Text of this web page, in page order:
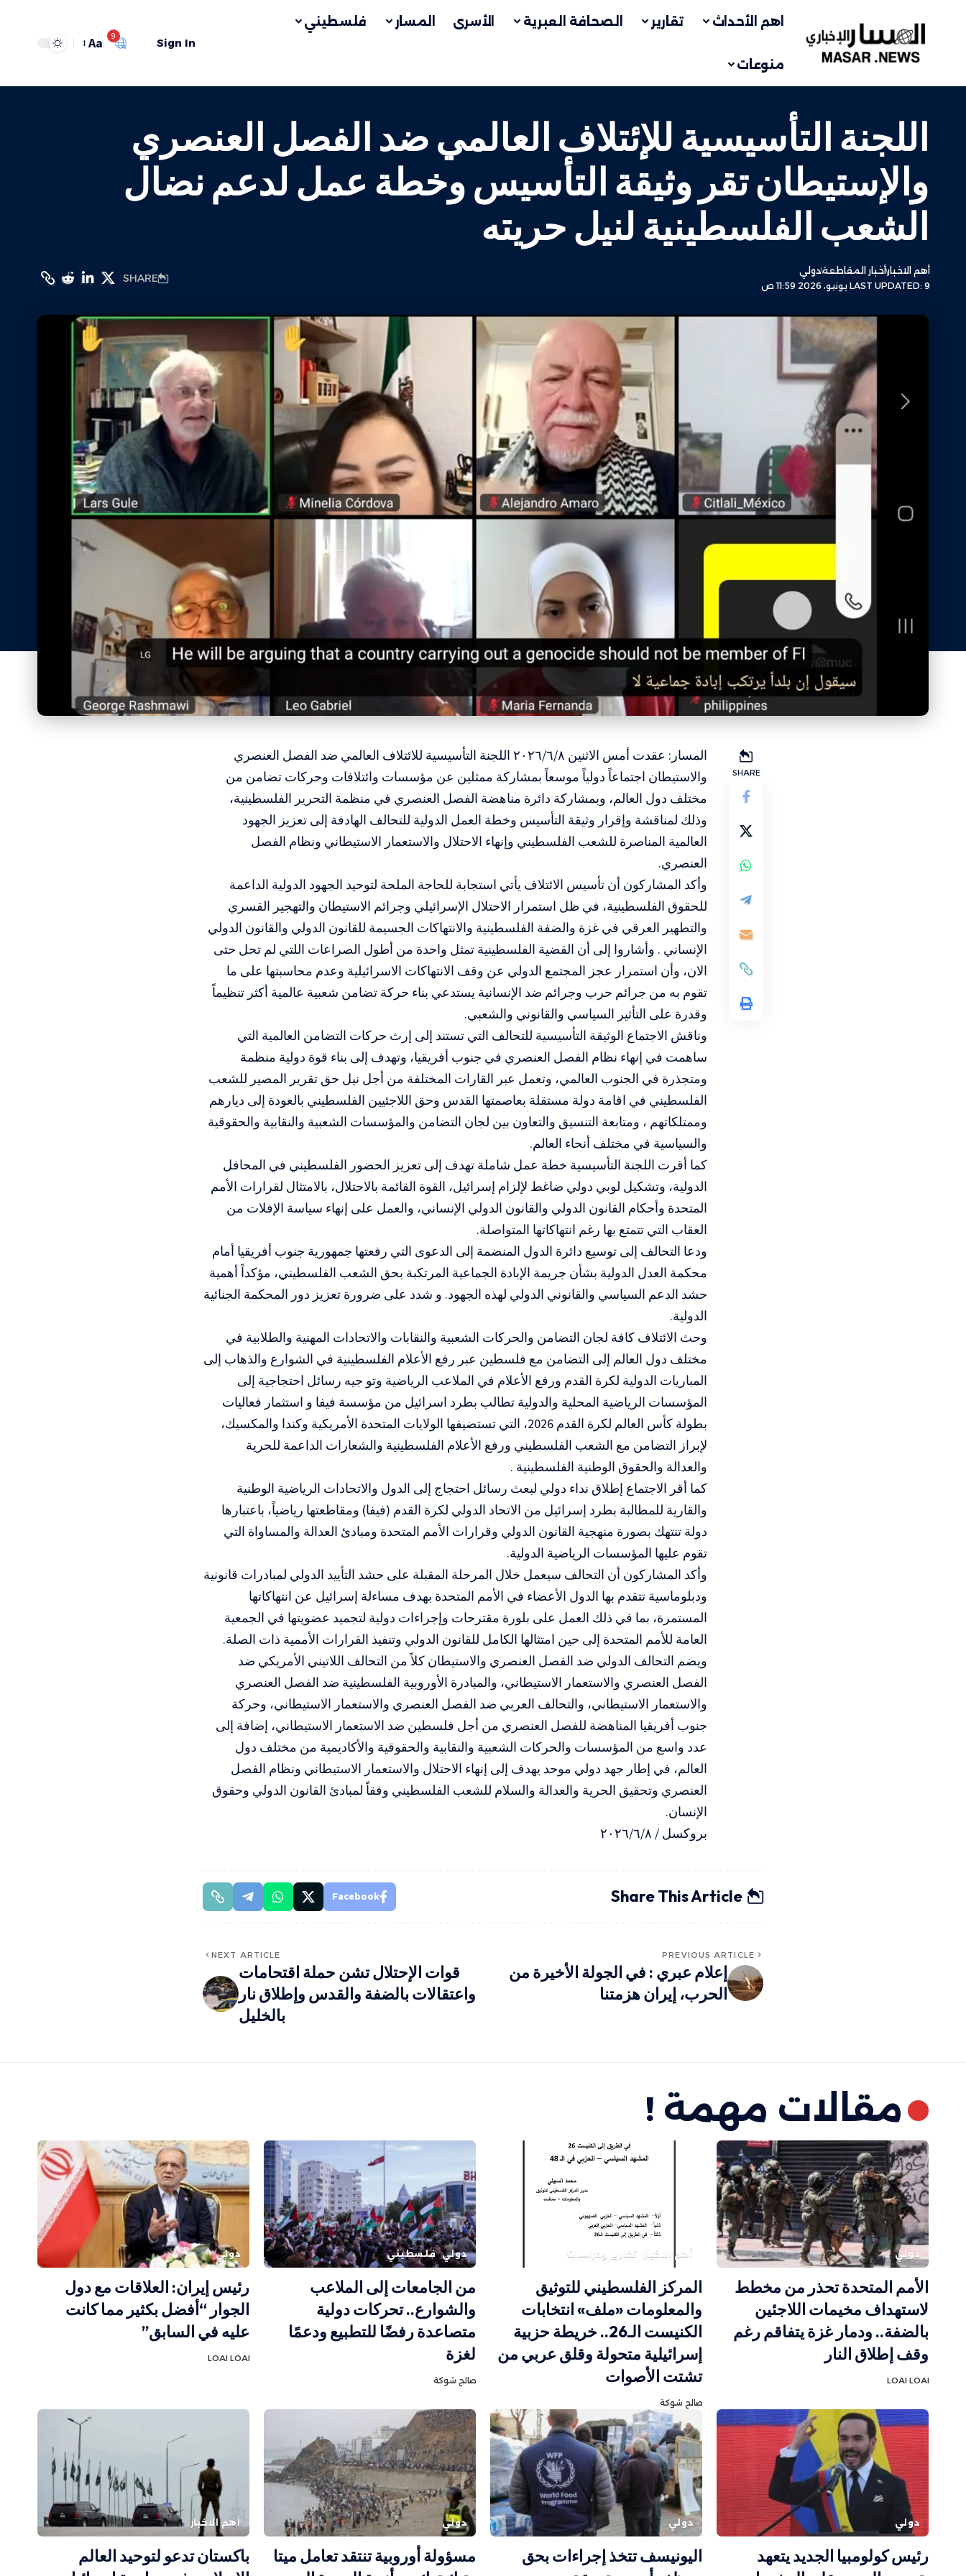
اهم الأحداث تقارير الصحافة العبرية الأسرى المسار فلسطيني
منوعات
Sign In
9
Aa
اللجنة التأسيسية للإئتلاف العالمي ضد الفصل العنصري
والإستيطان تقر وثيقة التأسيس وخطة عمل لدعم نضال
الشعب الفلسطينية لنيل حريته
LAST UPDATED: 9 يونيو، 2026 11:59 ص
أهم الاخبارأخبار المقاطعةدولي
SHARE
SHARE
المسار: عقدت أمس الاثنين ٢٠٢٦/٦/٨ اللجنة التأسيسية للائتلاف العالمي ضد الفصل العنصري
والاستيطان اجتماعاً دولياً موسعاً بمشاركة ممثلين عن مؤسسات وائتلافات وحركات تضامن من
مختلف دول العالم، وبمشاركة دائرة مناهضة الفصل العنصري في منظمة التحرير الفلسطينية،
وذلك لمناقشة وإقرار وثيقة التأسيس وخطة العمل الدولية للتحالف الهادفة إلى تعزيز الجهود
العالمية المناصرة للشعب الفلسطيني وإنهاء الاحتلال والاستعمار الاستيطاني ونظام الفصل
العنصري.
وأكد المشاركون أن تأسيس الائتلاف يأتي استجابة للحاجة الملحة لتوحيد الجهود الدولية الداعمة
للحقوق الفلسطينية، في ظل استمرار الاحتلال الإسرائيلي وجرائم الاستيطان والتهجير القسري
والتطهير العرقي في غزة والضفة الفلسطينية والانتهاكات الجسيمة للقانون الدولي والقانون الدولي
الإنساني . وأشاروا إلى أن القضية الفلسطينية تمثل واحدة من أطول الصراعات اللتي لم تحل حتى
الان، وأن استمرار عجز المجتمع الدولي عن وقف الانتهاكات الاسرائيلية وعدم محاسبتها على ما
تقوم به من جرائم حرب وجرائم ضد الإنسانية يستدعي بناء حركة تضامن شعبية عالمية أكثر تنظيماً
وقدرة على التأثير السياسي والقانوني والشعبي.
وناقش الاجتماع الوثيقة التأسيسية للتحالف التي تستند إلى إرث حركات التضامن العالمية التي
ساهمت في إنهاء نظام الفصل العنصري في جنوب أفريقيا، وتهدف إلى بناء قوة دولية منظمة
ومتجذرة في الجنوب العالمي، وتعمل عبر القارات المختلفة من أجل نيل حق تقرير المصير للشعب
الفلسطيني في اقامة دولة مستقلة بعاصمتها القدس وحق اللاجئيين الفلسطيني بالعودة إلى ديارهم
وممتلكاتهم ، ومتابعة التنسيق والتعاون بين لجان التضامن والمؤسسات الشعبية والنقابية والحقوقية
والسياسية في مختلف أنحاء العالم.
كما أقرت اللجنة التأسيسية خطة عمل شاملة تهدف إلى تعزيز الحضور الفلسطيني في المحافل
الدولية، وتشكيل لوبي دولي ضاغط لإلزام إسرائيل، القوة القائمة بالاحتلال، بالامتثال لقرارات الأمم
المتحدة وأحكام القانون الدولي والقانون الدولي الإنساني، والعمل على إنهاء سياسة الإفلات من
العقاب التي تتمتع بها رغم انتهاكاتها المتواصلة.
ودعا التحالف إلى توسيع دائرة الدول المنضمة إلى الدعوى التي رفعتها جمهورية جنوب أفريقيا أمام
محكمة العدل الدولية بشأن جريمة الإبادة الجماعية المرتكبة بحق الشعب الفلسطيني، مؤكداً أهمية
حشد الدعم السياسي والقانوني الدولي لهذه الجهود. و شدد على ضرورة تعزيز دور المحكمة الجنائية
الدولية.
وحث الائتلاف كافة لجان التضامن والحركات الشعبية والنقابات والاتحادات المهنية والطلابية في
مختلف دول العالم إلى التضامن مع فلسطين عبر رفع الأعلام الفلسطينية في الشوارع والذهاب إلى
المباريات الدولية لكرة القدم ورفع الأعلام في الملاعب الرياضية وتو جيه رسائل احتجاجية إلى
المؤسسات الرياضية المحلية والدولية تطالب بطرد اسرائيل من مؤسسة فيفا و استثمار فعاليات
بطولة كأس العالم لكرة القدم 2026، التي تستضيفها الولايات المتحدة الأمريكية وكندا والمكسيك،
لإبراز التضامن مع الشعب الفلسطيني ورفع الأعلام الفلسطينية والشعارات الداعمة للحرية
والعدالة والحقوق الوطنية الفلسطينية .
كما أقر الاجتماع إطلاق نداء دولي لبعث رسائل احتجاج إلى الدول والاتحادات الرياضية الوطنية
والقارية للمطالبة بطرد إسرائيل من الاتحاد الدولي لكرة القدم (فيفا) ومقاطعتها رياضياً، باعتبارها
دولة تنتهك بصورة منهجية القانون الدولي وقرارات الأمم المتحدة ومبادئ العدالة والمساواة التي
تقوم عليها المؤسسات الرياضية الدولية.
وأكد المشاركون أن التحالف سيعمل خلال المرحلة المقبلة على حشد التأييد الدولي لمبادرات قانونية
ودبلوماسية تتقدم بها الدول الأعضاء في الأمم المتحدة بهدف مساءلة إسرائيل عن انتهاكاتها
المستمرة، بما في ذلك العمل على بلورة مقترحات وإجراءات دولية لتجميد عضويتها في الجمعية
العامة للأمم المتحدة إلى حين امتثالها الكامل للقانون الدولي وتنفيذ القرارات الأممية ذات الصلة.
ويضم التحالف الدولي ضد الفصل العنصري والاستيطان كلاً من التحالف اللاتيني الأمريكي ضد
الفصل العنصري والاستعمار الاستيطاني، والمبادرة الأوروبية الفلسطينية ضد الفصل العنصري
والاستعمار الاستيطاني، والتحالف العربي ضد الفصل العنصري والاستعمار الاستيطاني، وحركة
جنوب أفريقيا المناهضة للفصل العنصري من أجل فلسطين ضد الاستعمار الاستيطاني، إضافة إلى
عدد واسع من المؤسسات والحركات الشعبية والنقابية والحقوقية والأكاديمية من مختلف دول
العالم، في إطار جهد دولي موحد يهدف إلى إنهاء الاحتلال والاستعمار الاستيطاني ونظام الفصل
العنصري وتحقيق الحرية والعدالة والسلام للشعب الفلسطيني وفقاً لمبادئ القانون الدولي وحقوق
الإنسان.
بروكسل / ٢٠٢٦/٦/٨
Share This Article
Facebook
PREVIOUS ARTICLE
إعلام عبري : في الجولة الأخيرة من
الحرب، إيران هزمتنا
NEXT ARTICLE
قوات الإحتلال تشن حملة اقتحامات
واعتقالات بالضفة والقدس وإطلاق نار
بالخليل
مقالات مهمة !
دولي
الأمم المتحدة تحذر من مخطط
لاستهداف مخيمات اللاجئين
بالضفة.. ودمار غزة يتفاقم رغم
وقف إطلاق النار
LOAI LOAI
أهم الاخبار تقارير ودراسات
المركز الفلسطيني للتوثيق
والمعلومات «ملف» انتخابات
الكنيست الـ26.. خريطة حزبية
إسرائيلية متحولة وقلق عربي من
تشتت الأصوات
صالح شوكة
دولي فلسطيني
من الجامعات إلى الملاعب
والشوارع.. تحركات دولية
متصاعدة رفضًا للتطبيع ودعمًا
لغزة
صالح شوكة
دولي
رئيس إيران: العلاقات مع دول
الجوار “أفضل بكثير مما كانت
عليه في السابق”
LOAI LOAI
دولي
رئيس كولومبيا الجديد يتعهد
دولي
اليونيسف تتخذ إجراءات بحق
دولي
مسؤولة أوروبية تنتقد تعامل ميتا
أهم الاخبار
باكستان تدعو لتوحيد العالم